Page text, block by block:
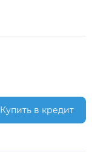
Купить в кредит